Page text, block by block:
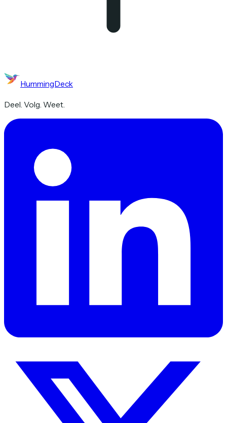
HummingDeck
Deel. Volg. Weet.